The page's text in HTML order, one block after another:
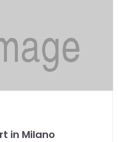
in Milano